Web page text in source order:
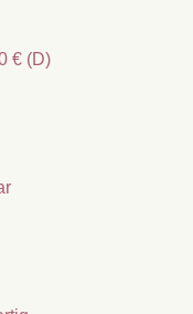
€ (D)